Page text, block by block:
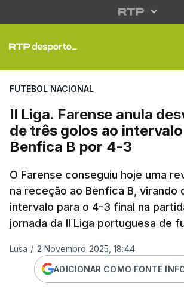
II Liga.
FUTEBOL NACIONAL
II Liga. Farense anula
de três golos ao
Benfica B por 4-3
O Farense conseguiu hoje uma
na receção ao Benfica B, virando
intervalo para o 4-3 final na
jornada da II Liga portuguesa de
Lusa / 2 Novembro 2025, 18:44
ADICIONAR COMO FONTE